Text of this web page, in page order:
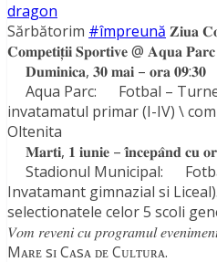
dragon
Sărbătorim #împreună 𝐙𝐢𝐮𝐚
𝐂𝐨𝐦𝐩𝐞𝐭𝐢𝐭̦𝐢𝐢 𝐒𝐩𝐨𝐫𝐭𝐢𝐯𝐞 @ 𝐀𝐪𝐮𝐚
𝐃𝐮𝐦𝐢𝐧𝐢𝐜𝐚, 𝟑𝟎 𝐦𝐚𝐢 – 𝐨𝐫𝐚 𝟎𝟗:𝟑𝟎
Aqua Parc:
Fotbal –
invatamatul primar (I-IV) \
Oltenita
𝐌𝐚𝐫𝐭𝐢, 𝟏 𝐢𝐮𝐧𝐢𝐞 – 𝐢̂𝐧𝐜𝐞𝐩𝐚̂𝐧𝐝 𝐜𝐮
Stadionul Municipal:
Invatamant gimnazial si
selectionatele celor 5 scoli
𝑉𝑜𝑚 𝑟𝑒𝑣𝑒𝑛𝑖 𝑐𝑢 𝑝𝑟𝑜𝑔𝑟𝑎𝑚𝑢𝑙
Mᴀʀᴇ sɪ Cᴀsᴀ ᴅᴇ Cᴜʟᴛᴜʀᴀ.